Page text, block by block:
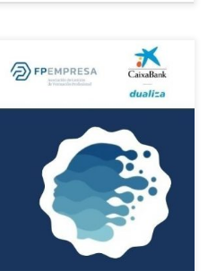
el alumnado de TEMAT y de
estamos desarrollando el
por CaixaBank Dualiza y
mediante diversas
para mejorar las “soft skills”